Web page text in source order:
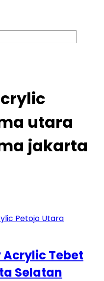
utara
jakarta
Acrylic Tebet
Selatan